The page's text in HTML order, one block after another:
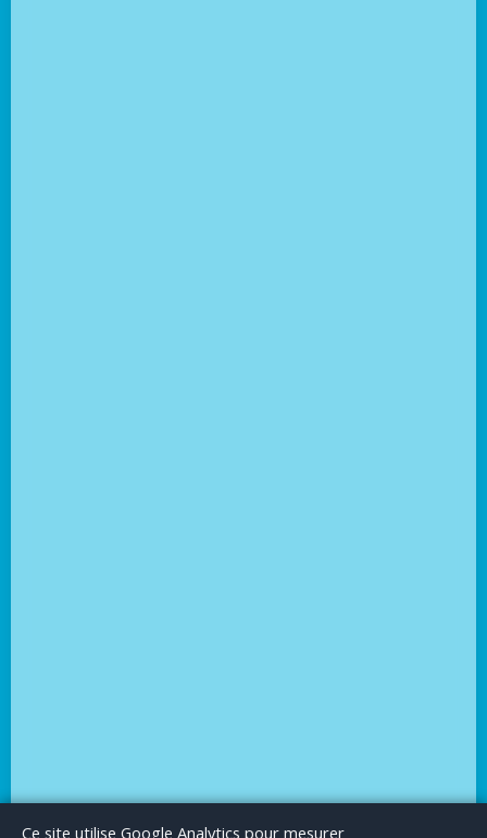
Le BlogPublicité Articles invitésMentions Légales
Ce site utilise Google Analytics pour mesurer